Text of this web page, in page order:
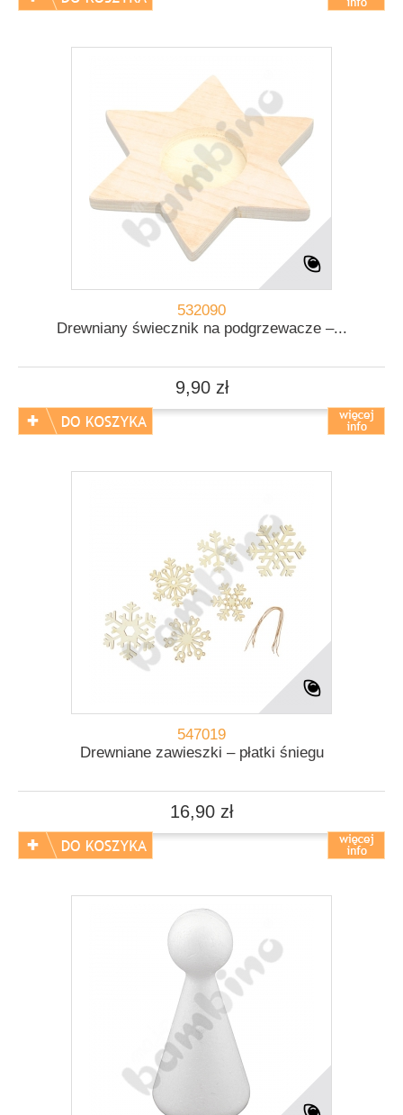
532090
Drewniany świecznik na podgrzewacze –...
9,90 zł
547019
Drewniane zawieszki – płatki śniegu
16,90 zł